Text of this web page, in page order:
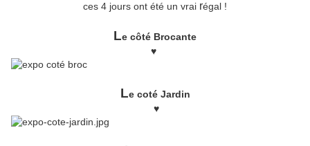
ces 4 jours ont été un vrai régal !
Le côté Brocante
♥
Le coté Jardin
♥